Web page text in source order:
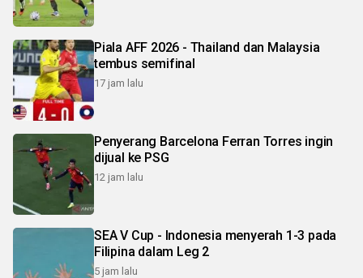
Piala AFF 2026 - Thailand dan Malaysia
tembus semifinal
17 jam lalu
Penyerang Barcelona Ferran Torres ingin
dijual ke PSG
12 jam lalu
SEA V Cup - Indonesia menyerah 1-3 pada
Filipina dalam Leg 2
5 jam lalu